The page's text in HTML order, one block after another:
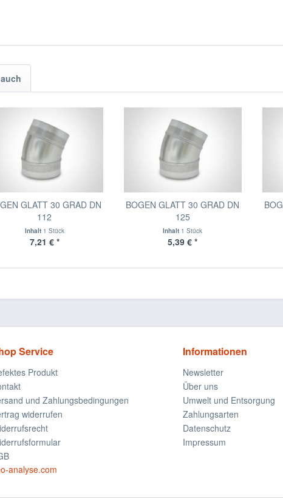
GLATT 30 GRAD DN
112
Inhalt 1 Stück
7,21 € *
BOGEN GLATT 30 GRAD DN
125
Inhalt 1 Stück
5,39 € *
Service
Produkt
und Zahlungsbedingungen
widerrufen
analyse.com
Informationen
Newsletter
Über uns
Umwelt und Entsorgung
Zahlungsarten
Datenschutz
Impressum